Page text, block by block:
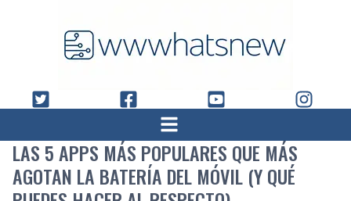
LAS 5 APPS MÁS POPULARES QUE MÁS
AGOTAN LA BATERÍA DEL MÓVIL (Y QUÉ